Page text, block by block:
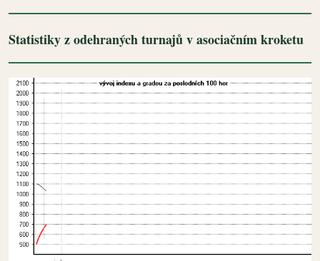
Statistiky z odehraných turnajů v asociačním kroketu